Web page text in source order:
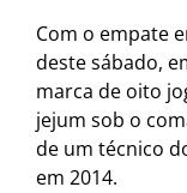
Com o empate
deste sábado,
marca de oito
jejum sob o
de um técnico
em 2014.